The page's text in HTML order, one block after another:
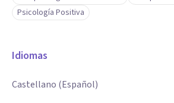
Psicología Positiva
Idiomas
Castellano (Español)